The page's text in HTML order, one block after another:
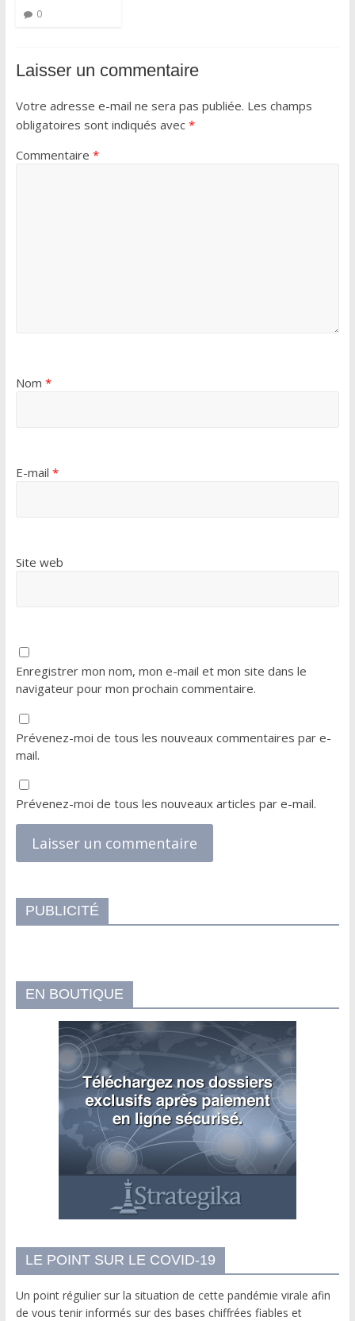
0
Laisser un commentaire
Votre adresse e-mail ne sera pas publiée. Les champs
obligatoires sont indiqués avec *
Commentaire *
Nom *
E-mail *
Site web
Enregistrer mon nom, mon e-mail et mon site dans le
navigateur pour mon prochain commentaire.
Prévenez-moi de tous les nouveaux commentaires par e-
mail.
Prévenez-moi de tous les nouveaux articles par e-mail.
PUBLICITÉ
EN BOUTIQUE
LE POINT SUR LE COVID-19
Un point régulier sur la situation de cette pandémie virale afin
de vous tenir informés sur des bases chiffrées fiables et